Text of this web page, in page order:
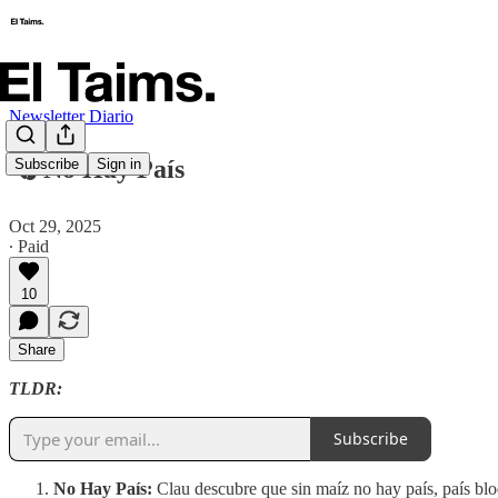
Subscribe Sign in
Newsletter Diario
🗞️ No Hay País
Oct 29, 2025
∙ Paid
10
Share
TLDR:
Subscribe
No Hay País: Clau descubre que sin maíz no hay país, país